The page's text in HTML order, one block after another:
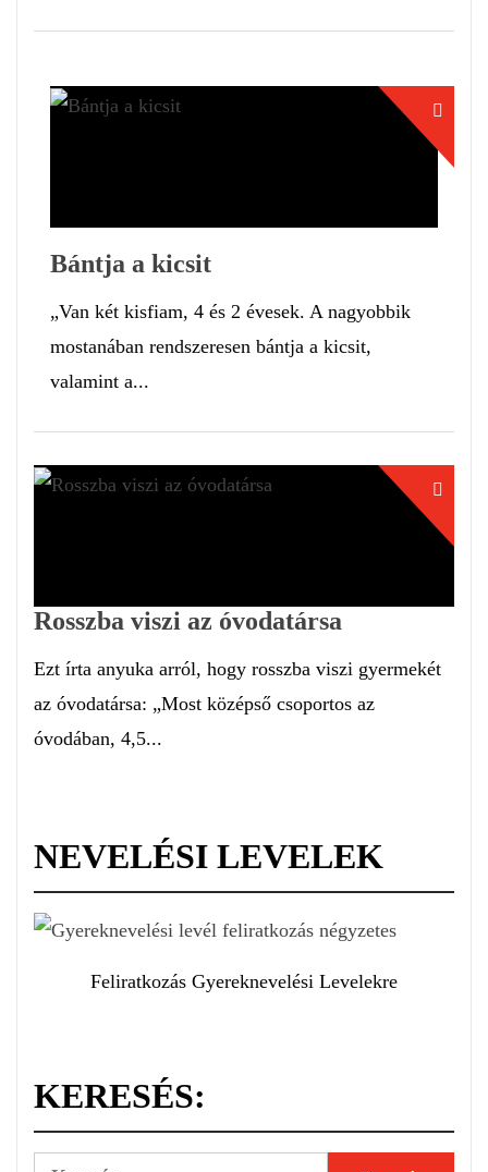
Bántja a kicsit
„Van két kisfiam, 4 és 2 évesek. A nagyobbik
mostanában rendszeresen bántja a kicsit,
valamint a...
Rosszba viszi az óvodatársa
Ezt írta anyuka arról, hogy rosszba viszi gyermekét
az óvodatársa: „Most középső csoportos az
óvodában, 4,5...
NEVELÉSI LEVELEK
Feliratkozás Gyereknevelési Levelekre
KERESÉS: